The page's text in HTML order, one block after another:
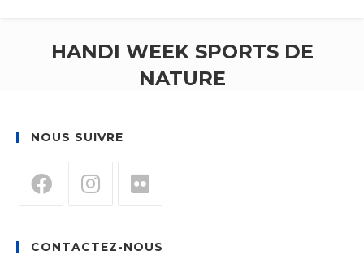
HANDI WEEK SPORTS DE
NATURE
NOUS SUIVRE
un
un
un
CONTACTEZ-NOUS